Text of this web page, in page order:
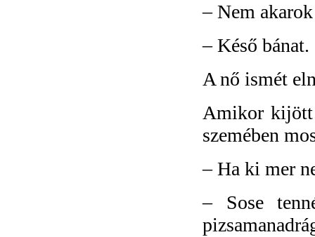
–Nem
–Késő bánat.
A nő ismét
Amikor kijött
szemében
–Ha ki mer
– Sose